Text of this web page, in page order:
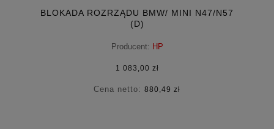
BLOKADA ROZRZĄDU BMW/ MINI N47/N57
(D)
Producent: HP
1 083,00 zł
Cena netto: 880,49 zł